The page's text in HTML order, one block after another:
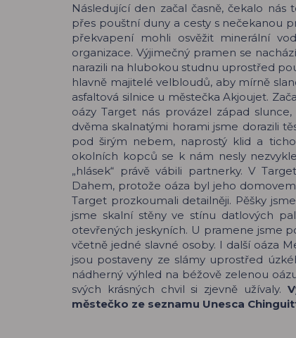
Následující den začal časně, čekalo
přes pouštní duny a cesty s nečekanou
překvapení mohli osvěžit minerální
organizace. Výjimečný pramen se
narazili na hlubokou studnu uprostřed
hlavně majitelé velbloudů, aby mírně
asfaltová silnice u městečka Akjoujet.
oázy Target nás provázel západ
dvěma skalnatými horami jsme dorazili
pod širým nebem, naprostý klid a
okolních kopců se k nám nesly
„hlásek“ právě vábili partnerky. V
Dahem, protože oáza byl jeho
Target prozkoumali detailněji. Pěšky
jsme skalní stěny ve stínu datlových
otevřených jeskyních. U pramene jsme
včetně jedné slavné osoby. I další oáza
jsou postaveny ze slámy uprostřed
nádherný výhled na béžově zelenou
svých krásných chvil si zjevně užívaly.
městečko ze seznamu Unesca